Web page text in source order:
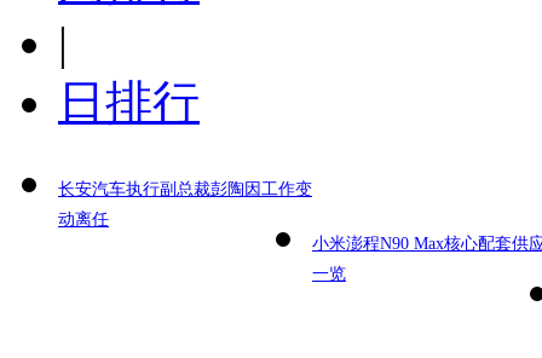
|
日排行
长安汽车执行副总裁彭陶因工作变
动离任
小米澎程N90 Max核心配套供
一览